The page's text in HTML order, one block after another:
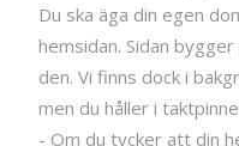
Du ska äga din egen
hemsidan. Sidan
den. Vi finns dock i
men du håller i
- Om du tycker att din